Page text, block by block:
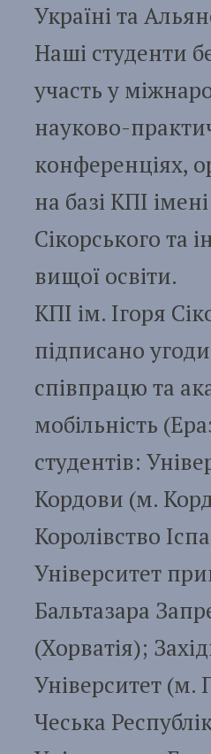
Україні та
Наші студенти
участь у
науково-
конференціях,
на базі КПІ
Сікорського та
вищої освіти.
КПІ ім. Ігоря
підписано
співпрацю та
мобільність
студентів:
Кордови (м.
Королівство
Університет
Бальтазара
(Хорватія);
Університет (м.
Чеська